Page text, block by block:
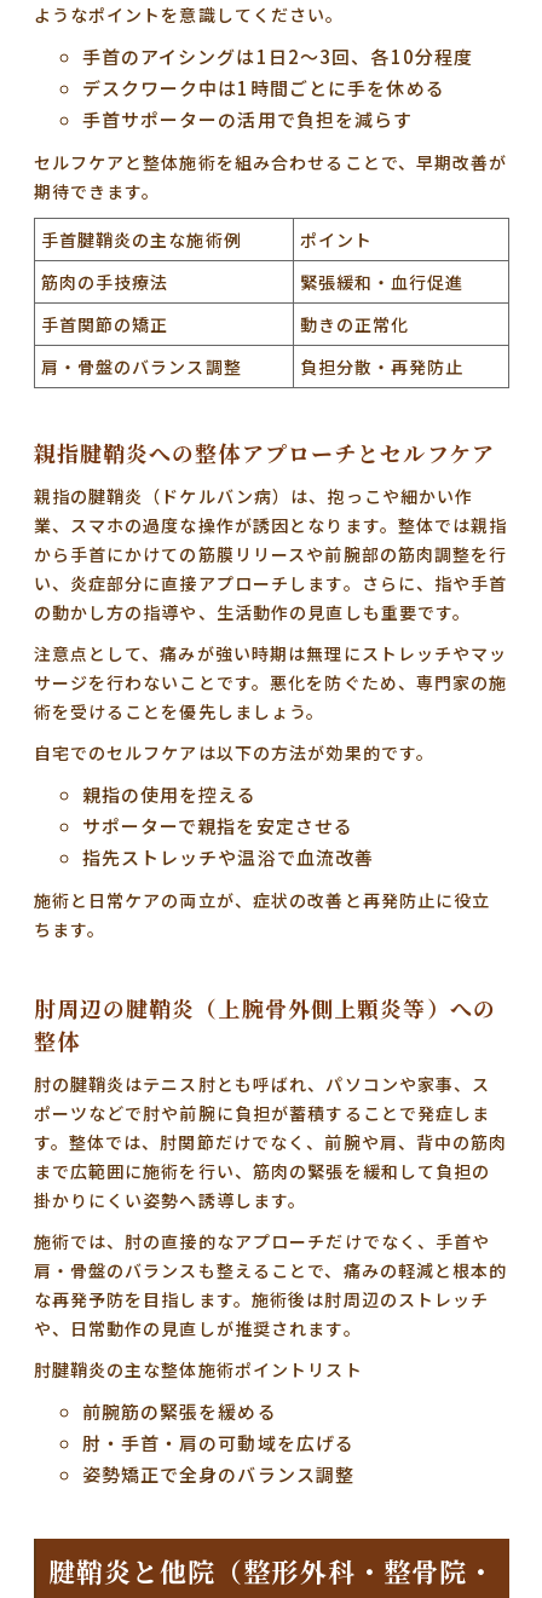
ようなポイントを意識してください。
手首のアイシングは1日2～3回、各10分程度
デスクワーク中は1時間ごとに手を休める
手首サポーターの活用で負担を減らす
セルフケアと整体施術を組み合わせることで、早期改善が
期待できます。
手首腱鞘炎の主な施術例
ポイント
筋肉の手技療法
緊張緩和・血行促進
手首関節の矯正
動きの正常化
肩・骨盤のバランス調整
負担分散・再発防止
親指腱鞘炎への整体アプローチとセルフケア
親指の腱鞘炎（ドケルバン病）は、抱っこや細かい作
業、スマホの過度な操作が誘因となります。整体では親指
から手首にかけての筋膜リリースや前腕部の筋肉調整を行
い、炎症部分に直接アプローチします。さらに、指や手首
の動かし方の指導や、生活動作の見直しも重要です。
注意点として、痛みが強い時期は無理にストレッチやマッ
サージを行わないことです。悪化を防ぐため、専門家の施
術を受けることを優先しましょう。
自宅でのセルフケアは以下の方法が効果的です。
親指の使用を控える
サポーターで親指を安定させる
指先ストレッチや温浴で血流改善
施術と日常ケアの両立が、症状の改善と再発防止に役立
ちます。
肘周辺の腱鞘炎（上腕骨外側上顆炎等）への
整体
肘の腱鞘炎はテニス肘とも呼ばれ、パソコンや家事、ス
ポーツなどで肘や前腕に負担が蓄積することで発症しま
す。整体では、肘関節だけでなく、前腕や肩、背中の筋肉
まで広範囲に施術を行い、筋肉の緊張を緩和して負担の
掛かりにくい姿勢へ誘導します。
施術では、肘の直接的なアプローチだけでなく、手首や
肩・骨盤のバランスも整えることで、痛みの軽減と根本的
な再発予防を目指します。施術後は肘周辺のストレッチ
や、日常動作の見直しが推奨されます。
肘腱鞘炎の主な整体施術ポイントリスト
前腕筋の緊張を緩める
肘・手首・肩の可動域を広げる
姿勢矯正で全身のバランス調整
腱鞘炎と他院（整形外科・整骨院・